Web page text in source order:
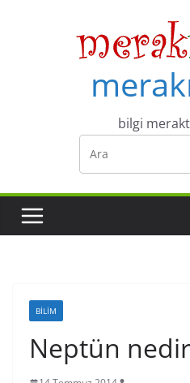
bilgi
BILIM
Neptün